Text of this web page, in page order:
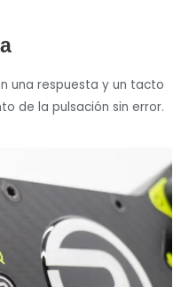
una respuesta y un tacto
de la pulsación sin error.